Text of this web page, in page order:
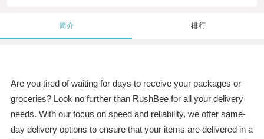
简介 排行
Are you tired of waiting for days to receive your packages or
groceries? Look no further than RushBee for all your delivery
needs. With our focus on speed and reliability, we offer same-
day delivery options to ensure that your items are delivered in a